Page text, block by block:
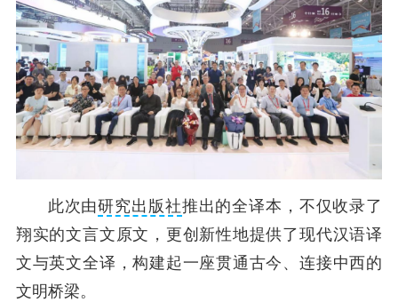
此次由研究出版社推出的全译本，不仅收录了
翔实的文言文原文，更创新性地提供了现代汉语译
文与英文全译，构建起一座贯通古今、连接中西的
文明桥梁。